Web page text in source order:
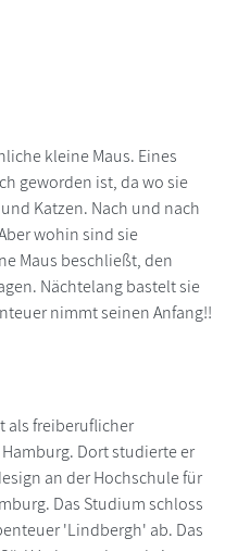
kleine Maus. Eines
geworden ist, da wo sie
Katzen. Nach und nach
wohin sind sie
Maus beschließt, den
Nächtelang bastelt sie
nimmt seinen Anfang!!
als freiberuflicher
Dort studierte er
an der Hochschule für
Das Studium schloss
'Lindbergh' ab. Das